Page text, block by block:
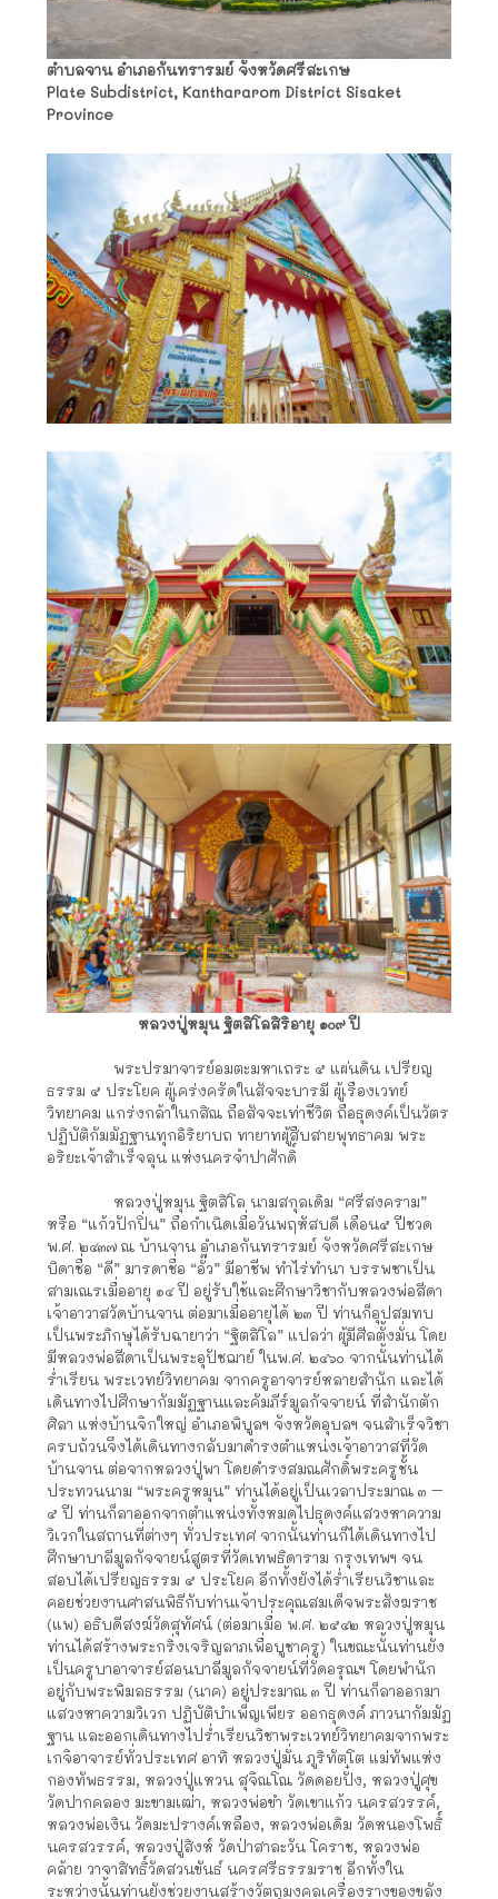
ตำบลจาน อำเภอกันทรารมย์ จังหวัดศรีสะเกษ
Plate Subdistrict, Kanthararom District Sisaket
Province
หลวงปู่หมุน ฐิตสิโลสิริอายุ ๑๐๙ ปี
พระปรมาจารย์อมตะมหาเถระ ๕ แผ่นดิน เปรียญ
ธรรม ๕ ประโยค ผู้เคร่งครัดในสัจจะบารมี ผู้เรืองเวทย์
วิทยาคม แกร่งกล้าในกสิณ ถือสัจจะเท่าชีวิต ถือธุดงค์เป็นวัตร
ปฏิบัติกัมมัฏฐานทุกอิริยาบถ ทายาทผู้สืบสายพุทธาคม พระ
อริยะเจ้าสำเร็จลุน แห่งนครจำปาศักดิ์
หลวงปู่หมุน ฐิตสิโล นามสกุลเดิม “ศรีสงคราม”
หรือ “แก้วปักปิ่น” ถือกำเนิดเมื่อวันพฤหัสบดี เดือน๕ ปีชวด
พ.ศ. ๒๔๓๗ ณ บ้านจาน อำเภอกันทรารมย์ จังหวัดศรีสะเกษ
บิดาชื่อ “ดี” มารดาชื่อ “อั๊ว” มีอาชีพ ทำไร่ทำนา บรรพชาเป็น
สามเณรเมื่ออายุ ๑๔ ปี อยู่รับใช้และศึกษาวิชากับหลวงพ่อสีดา
เจ้าอาวาสวัดบ้านจาน ต่อมาเมื่ออายุได้ ๒๓ ปี ท่านก็อุปสมทบ
เป็นพระภิกษุได้รับฉายาว่า “ฐิตสิโล” แปลว่า ผู้มีศีลตั้งมั่น โดย
มีหลวงพ่อสีดาเป็นพระอุปัชฌาย์ ในพ.ศ. ๒๔๖๐ จากนั้นท่านได้
ร่ำเรียน พระเวทย์วิทยาคม จากครูอาจารย์หลายสำนัก และได้
เดินทางไปศึกษากัมมัฏฐานและคัมภีร์มูลกัจจายน์ ที่สำนักตัก
ศิลา แห่งบ้านจิกใหญ่ อำเภอพิบูลฯ จังหวัดอุบลฯ จนสำเร็จวิชา
ครบถ้วนจึงได้เดินทางกลับมาดำรงตำแหน่งเจ้าอาวาสที่วัด
บ้านจาน ต่อจากหลวงปู่พา โดยดำรงสมณศักดิ์พระครูชั้น
ประทวนนาม “พระครูหมุน” ท่านได้อยู่เป็นเวลาประมาณ ๓ –
๕ ปี ท่านก็ลาออกจากตำแหน่งทั้งหมดไปธุดงค์แสวงหาความ
วิเวกในสถานที่ต่างๆ ทั่วประเทศ จากนั้นท่านก็ได้เดินทางไป
ศึกษาบาลีมูลกัจจายน์สูตรที่วัดเทพธิดาราม กรุงเทพฯ จน
สอบได้เปรียญธรรม ๕ ประโยค อีกทั้งยังได้ร่ำเรียนวิชาและ
คอยช่วยงานศาสนพิธีกับท่านเจ้าประคุณสมเด็จพระสังฆราช
(แพ) อธิบดีสงฆ์วัดสุทัศน์ (ต่อมาเมื่อ พ.ศ. ๒๕๔๒ หลวงปู่หมุน
ท่านได้สร้างพระกริ่งเจริญลาภเพื่อบูชาครู) ในขณะนั้นท่านยัง
เป็นครูบาอาจารย์สอนบาลีมูลกัจจายน์ที่วัดอรุณฯ โดยพำนัก
อยู่กับพระพิมลธรรม (นาค) อยู่ประมาณ ๓ ปี ท่านก็ลาออกมา
แสวงหาความวิเวก ปฏิบัติบำเพ็ญเพียร ออกธุดงค์ ภาวนากัมมัฏ
ฐาน และออกเดินทางไปร่ำเรียนวิชาพระเวทย์วิทยาคมจากพระ
เกจิอาจารย์ทั่วประเทศ อาทิ หลวงปู่มั่น ภูริทัตโต แม่ทัพแห่ง
กองทัพธรรม, หลวงปู่แหวน สุจิณโณ วัดดอยปั๋ง, หลวงปู่ศุข
วัดปากคลอง มะขามเฒ่า, หลวงพ่อขำ วัดเขาแก้ว นครสวรรค์,
หลวงพ่อเงิน วัดมะปรางค์เหลือง, หลวงพ่อเดิม วัดหนองโพธิ์
นครสวรรค์, หลวงปู่สิงห์ วัดป่าสาละวัน โคราช, หลวงพ่อ
คล้าย วาจาสิทธิ์วัดสวนขันธ์ นครศรีธรรมราช อีกทั้งใน
ระหว่างนั้นท่านยังช่วยงานสร้างวัตถุมงคลเครื่องรางของขลัง